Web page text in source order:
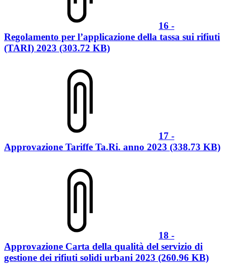
16 -
Regolamento per l’applicazione della tassa sui rifiuti
(TARI) 2023 (303.72 KB)
17 -
Approvazione Tariffe Ta.Ri. anno 2023 (338.73 KB)
18 -
Approvazione Carta della qualità del servizio di
gestione dei rifiuti solidi urbani 2023 (260.96 KB)